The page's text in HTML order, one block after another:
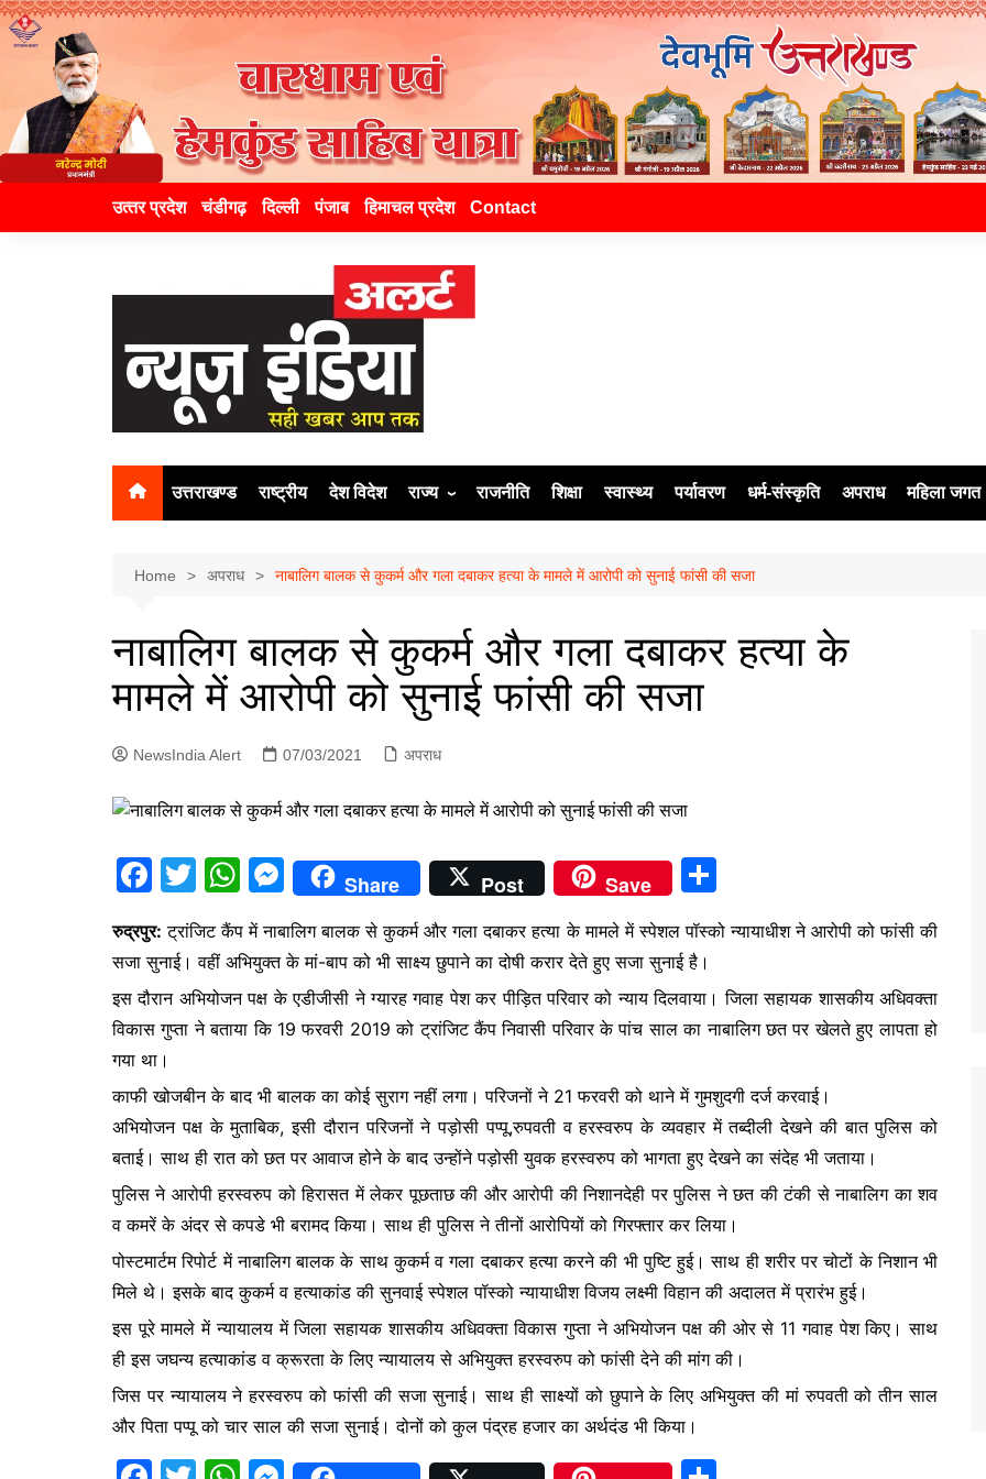
उत्‍तर प्रदेश चंडीगढ़ दिल्ली पंजाब हिमाचल प्रदेश Contact
उत्तराखण्ड राष्ट्रीय देश विदेश राज्य
दिल्ली
पंजाब
चंडीगढ़
राजनीति शिक्षा स्वास्थ्य पर्यावरण धर्म-संस्कृति अपराध महिला जगत
Home अपराध नाबालिग बालक से कुकर्म और गला दबाकर हत्या के मामले में आरोपी को सुनाई फांसी की सजा
नाबालिग बालक से कुकर्म और गला दबाकर हत्या के
मामले में आरोपी को सुनाई फांसी की सजा
NewsIndia Alert 07/03/2021 अपराध
F
c
e
b
o
o
k
T
itt
er
W
h
at
s
A
p
M
e
s
s
e
n
g
er
Share Post Save
h
ar
e
रुद्रपुर: ट्रांजिट कैंप में नाबालिग बालक से कुकर्म और गला दबाकर हत्या के मामले में स्पेशल पॉस्को न्यायाधीश ने आरोपी को फांसी की
सजा सुनाई। वहीं अभियुक्त के मां-बाप को भी साक्ष्य छुपाने का दोषी करार देते हुए सजा सुनाई है।
इस दौरान अभियोजन पक्ष के एडीजीसी ने ग्यारह गवाह पेश कर पीड़ित परिवार को न्याय दिलवाया। जिला सहायक शासकीय अधिवक्ता
विकास गुप्ता ने बताया कि 19 फरवरी 2019 को ट्रांजिट कैंप निवासी परिवार के पांच साल का नाबालिग छत पर खेलते हुए लापता हो
गया था।
काफी खोजबीन के बाद भी बालक का कोई सुराग नहीं लगा। परिजनों ने 21 फरवरी को थाने में गुमशुदगी दर्ज करवाई।
अभियोजन पक्ष के मुताबिक, इसी दौरान परिजनों ने पड़ोसी पप्पू,रुपवती व हरस्वरुप के व्यवहार में तब्दीली देखने की बात पुलिस को
बताई। साथ ही रात को छत पर आवाज होने के बाद उन्होंने पड़ोसी युवक हरस्वरुप को भागता हुए देखने का संदेह भी जताया।
पुलिस ने आरोपी हरस्वरुप को हिरासत में लेकर पूछताछ की और आरोपी की निशानदेही पर पुलिस ने छत की टंकी से नाबालिग का शव
व कमरें के अंदर से कपडे भी बरामद किया। साथ ही पुलिस ने तीनों आरोपियों को गिरफ्तार कर लिया।
पोस्टमार्टम रिपोर्ट में नाबालिग बालक के साथ कुकर्म व गला दबाकर हत्या करने की भी पुष्टि हुई। साथ ही शरीर पर चोटों के निशान भी
मिले थे। इसके बाद कुकर्म व हत्याकांड की सुनवाई स्पेशल पॉस्को न्यायाधीश विजय लक्ष्मी विहान की अदालत में प्रारंभ हुई।
इस पूरे मामले में न्यायालय में जिला सहायक शासकीय अधिवक्ता विकास गुप्ता ने अभियोजन पक्ष की ओर से 11 गवाह पेश किए। साथ
ही इस जघन्य हत्याकांड व क्रूरता के लिए न्यायालय से अभियुक्त हरस्वरुप को फांसी देने की मांग की।
जिस पर न्यायालय ने हरस्वरुप को फांसी की सजा सुनाई। साथ ही साक्ष्यों को छुपाने के लिए अभियुक्त की मां रुपवती को तीन साल
और पिता पप्पू को चार साल की सजा सुनाई। दोनों को कुल पंद्रह हजार का अर्थदंड भी किया।